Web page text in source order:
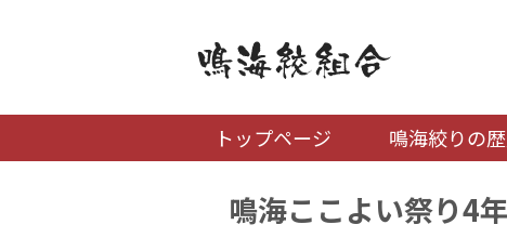
トップページ 鳴海絞りの
鳴海ここよい祭り4